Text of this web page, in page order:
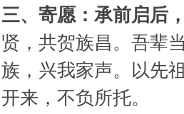
三、寄愿：承前启后
贤，共贺族昌。吾辈
族，兴我家声。以先
开来，不负所托。